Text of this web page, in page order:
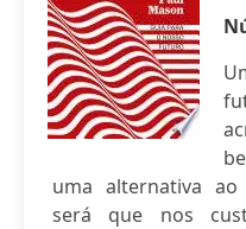
uma alternativa ao
será que nos